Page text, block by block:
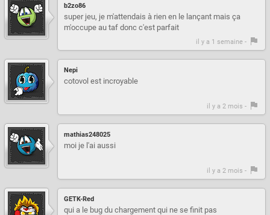
b2zo86
super jeu, je m'attendais à rien en le lançant mais ça
m'occupe au taf donc c'est parfait
il y a 1 semaine -
Nepi
cotovol est incroyable
il y a 2 mois -
mathias248025
moi je l'ai aussi
il y a 2 mois -
GETK-Red
qui a le bug du chargement qui ne se finit pas